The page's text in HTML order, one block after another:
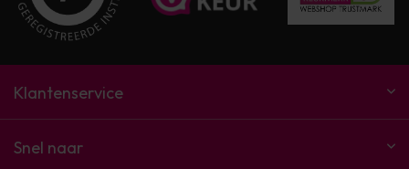
Klantenservice
Snel naar